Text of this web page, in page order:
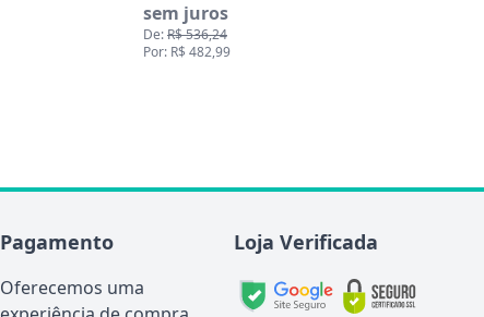
sem juros
De:R$ 536,24
Por: R$ 482,99
Pagamento
Oferecemos uma
Loja Verificada